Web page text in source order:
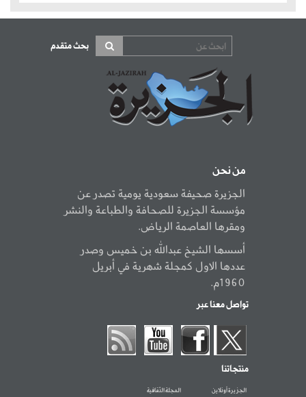
بحث متقدم
من نحن
الجزيرة صحيفة سعودية يومية تصدر عن
مؤسسة الجزيرة للصحافة والطباعة والنشر
ومقرها العاصمة الرياض.
أسسها الشيخ عبدالله بن خميس وصدر
عددها الاول كمجلة شهرية في أبريل
1960م.
تواصل معنا عبر
منتجاتنا
الجزيرة أونلاين المجلة الثقافية